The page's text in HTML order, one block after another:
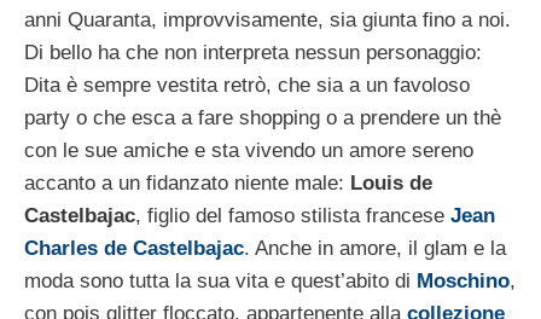
anni Quaranta, improvvisamente, sia giunta fino a noi.
Di bello ha che non interpreta nessun personaggio:
Dita è sempre vestita retrò, che sia a un favoloso
party o che esca a fare shopping o a prendere un thè
con le sue amiche e sta vivendo un amore sereno
accanto a un fidanzato niente male: Louis de
Castelbajac, figlio del famoso stilista francese Jean
Charles de Castelbajac. Anche in amore, il glam e la
moda sono tutta la sua vita e quest’abito di Moschino,
con pois glitter floccato, appartenente alla collezione